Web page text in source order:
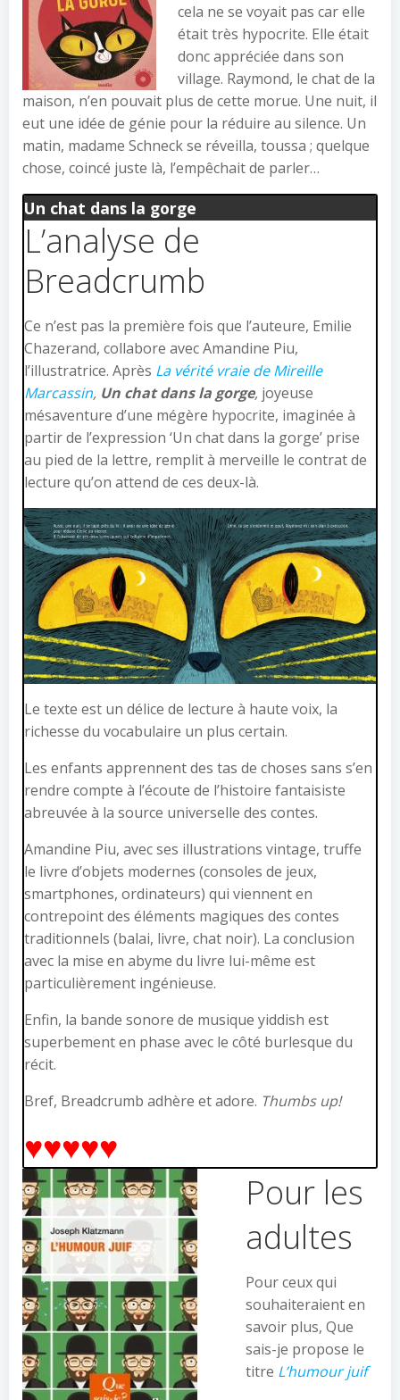
cela ne se voyait pas car elle
était très hypocrite. Elle était
donc appréciée dans son
village. Raymond, le chat de la
maison, n’en pouvait plus de cette morue. Une nuit, il
eut une idée de génie pour la réduire au silence. Un
matin, madame Schneck se réveilla, toussa ; quelque
chose, coincé juste là, l’empêchait de parler…
Un chat dans la gorge
L’analyse de
Breadcrumb
Ce n’est pas la première fois que l’auteure, Emilie
Chazerand, collabore avec Amandine Piu,
l’illustratrice. Après La vérité vraie de Mireille
Marcassin, Un chat dans la gorge, joyeuse
mésaventure d’une mégère hypocrite, imaginée à
partir de l’expression ‘Un chat dans la gorge’ prise
au pied de la lettre, remplit à merveille le contrat de
lecture qu’on attend de ces deux-là.
Le texte est un délice de lecture à haute voix, la
richesse du vocabulaire un plus certain.
Les enfants apprennent des tas de choses sans s’en
rendre compte à l’écoute de l’histoire fantaisiste
abreuvée à la source universelle des contes.
Amandine Piu, avec ses illustrations vintage, truffe
le livre d’objets modernes (consoles de jeux,
smartphones, ordinateurs) qui viennent en
contrepoint des éléments magiques des contes
traditionnels (balai, livre, chat noir). La conclusion
avec la mise en abyme du livre lui-même est
particulièrement ingénieuse.
Enfin, la bande sonore de musique yiddish est
superbement en phase avec le côté burlesque du
récit.
Bref, Breadcrumb adhère et adore. Thumbs up!
♥♥♥♥♥
Pour les
adultes
Pour ceux qui
souhaiteraient en
savoir plus, Que
sais-je propose le
titre L’humour juif